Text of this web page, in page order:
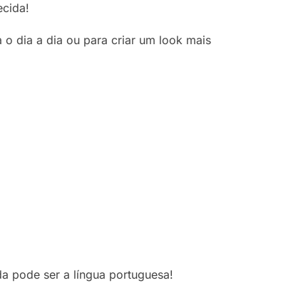
dia a dia ou para criar um look mais
pode ser a língua portuguesa!